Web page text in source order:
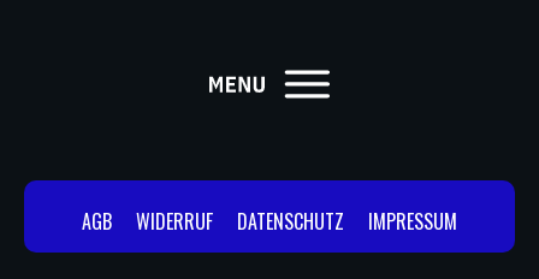
AGB WIDERRUF DATENSCHUTZ IMPRESSUM